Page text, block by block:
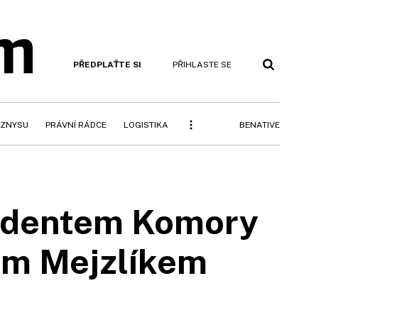
PŘEDPLAŤTE SI PŘIHLASTE SE
PRÁVNÍ RÁDCE LOGISTIKA BENATIVE
Komory
Mejzlíkem